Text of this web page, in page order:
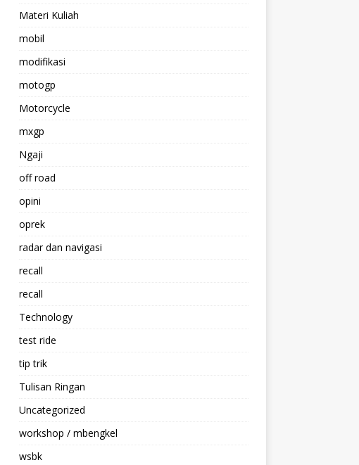
Materi Kuliah
mobil
modifikasi
motogp
Motorcycle
mxgp
Ngaji
off road
opini
oprek
radar dan navigasi
recall
recall
Technology
test ride
tip trik
Tulisan Ringan
Uncategorized
workshop / mbengkel
wsbk